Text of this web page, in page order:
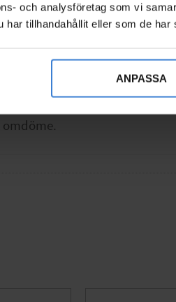
och analysföretag som vi
har tillhandahållit eller som de
ANPASSA